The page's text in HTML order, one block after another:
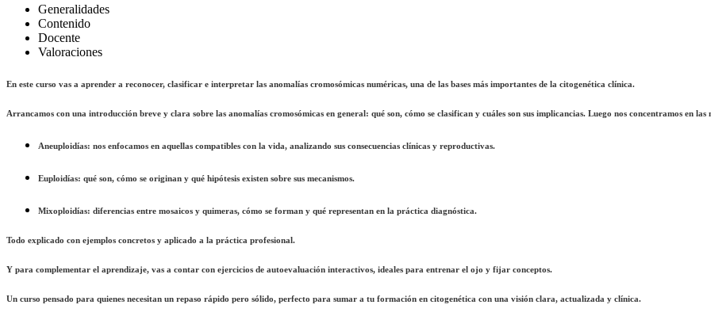
Generalidades
Contenido
Docente
Valoraciones
En este curso vas a aprender a reconocer, clasificar e interpretar las anomalías cromosómicas numéricas, una de las bases más importantes de la citogenética clínica.
Arrancamos con una introducción breve y clara sobre las anomalías cromosómicas en general: qué son, cómo se clasifican y cuáles son sus implicancias. Luego nos concentramos en las
Aneuploidías: nos enfocamos en aquellas compatibles con la vida, analizando sus consecuencias clínicas y reproductivas.
Euploidías: qué son, cómo se originan y qué hipótesis existen sobre sus mecanismos.
Mixoploidías: diferencias entre mosaicos y quimeras, cómo se forman y qué representan en la práctica diagnóstica.
Todo explicado con ejemplos concretos y aplicado a la práctica profesional.
Y para complementar el aprendizaje, vas a contar con ejercicios de autoevaluación interactivos, ideales para entrenar el ojo y fijar conceptos.
Un curso pensado para quienes necesitan un repaso rápido pero sólido, perfecto para sumar a tu formación en citogenética con una visión clara, actualizada y clínica.